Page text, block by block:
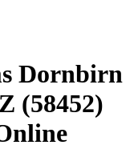
Dornbirn
(58452)